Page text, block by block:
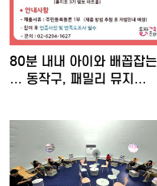
80분 내내 아이와 배꼽잡
… 동작구, 패밀리 뮤지…